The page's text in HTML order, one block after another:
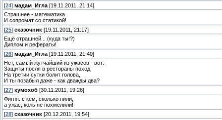
[24] мадам_Игла [19.11.2011, 21:14]
Страшнее - математика
И сопромат со статикой!
[25] сказочник [19.11.2011, 21:17]
Ещё страшней... (куда ты!?)
Диплом и рефераты!
[26] мадам_Игла [19.11.2011, 21:40]
Нет, самый жутчайший из ужасов - вот:
Защиты посля в рестораны поход,
На третии сутки болит голова,
И ты позабыл даже - как дважды два?
[27] кумохоб [30.11.2011, 19:26]
Фигня: с кем, сколько пили,
а ужас, коль не похмелили!
[28] сказочник [20.12.2011, 19:54]